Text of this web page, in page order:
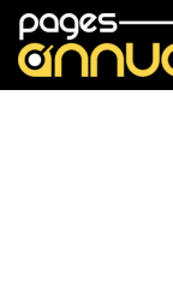
Rechercher: